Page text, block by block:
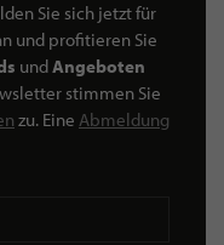
Sie sich jetzt für
und profitieren Sie
undAngeboten
stimmen Sie
zu. Eine Abmeldung